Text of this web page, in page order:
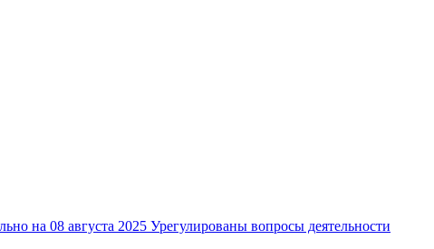
на 08 августа 2025 Урегулированы вопросы деятельности